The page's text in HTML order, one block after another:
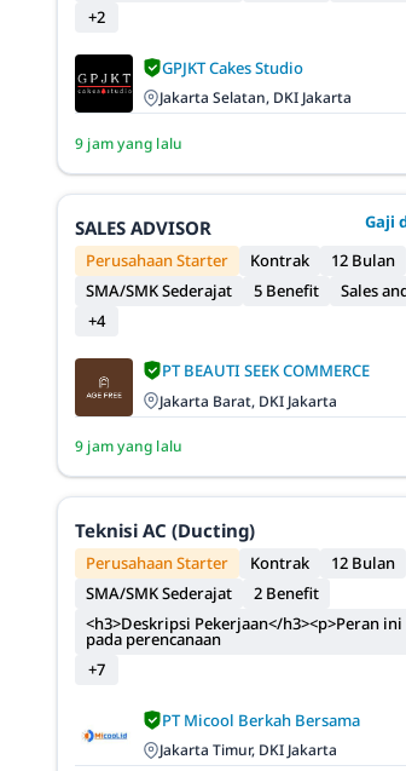
+2
GPJKT Cakes Studio
Jakarta Selatan, DKI Jakarta
9 jam yang lalu
SALES ADVISOR
Gaji
Perusahaan Starter
Kontrak
12 Bulan
SMA/SMK Sederajat
5 Benefit
Sales
+4
PT BEAUTI SEEK COMMERCE
Jakarta Barat, DKI Jakarta
9 jam yang lalu
Teknisi AC (Ducting)
Perusahaan Starter
Kontrak
12 Bulan
SMA/SMK Sederajat
2 Benefit
<h3>Deskripsi Pekerjaan</h3><p>Peran
pada perencanaan
+7
PT Micool Berkah Bersama
Jakarta Timur, DKI Jakarta